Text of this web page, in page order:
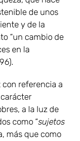
de unos
y de la
“un cambio de
en la
referencia a
a la luz de
como “sujetos
más que como